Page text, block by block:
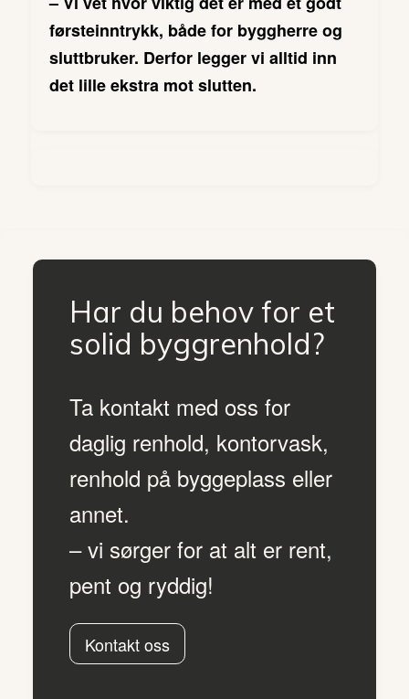
førsteinntrykk, både for byggherre og
sluttbruker. Derfor legger vi alltid inn
det lille ekstra mot slutten.
Har du behov for et
solid byggrenhold?
Ta kontakt med oss for
daglig renhold, kontorvask,
renhold på byggeplass eller
annet.
– vi sørger for at alt er rent,
pent og ryddig!
Kontakt oss